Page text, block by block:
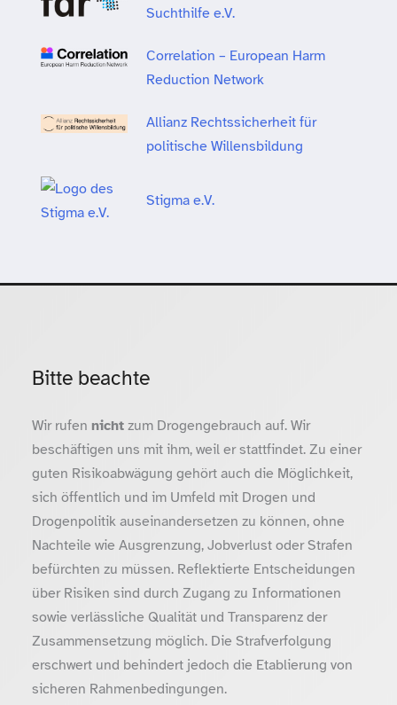
Suchthilfe e.V.
Correlation – European Harm
Reduction Network
Allianz Rechtssicherheit für
politische Willensbildung
Stigma e.V.
Bitte beachte
Wir rufen nichtzum Drogengebrauch auf. Wir
beschäftigen uns mit ihm, weil er stattfindet. Zu einer
guten Risikoabwägung gehört auch die Möglichkeit,
sich öffentlich und im Umfeld mit Drogen und
Drogenpolitik auseinandersetzen zu können, ohne
Nachteile wie Ausgrenzung, Jobverlust oder Strafen
befürchten zu müssen. Reflektierte Entscheidungen
über Risiken sind durch Zugang zu Informationen
sowie verlässliche Qualität und Transparenz der
Zusammensetzung möglich. Die Strafverfolgung
erschwert und behindert jedoch die Etablierung von
sicheren Rahmenbedingungen.